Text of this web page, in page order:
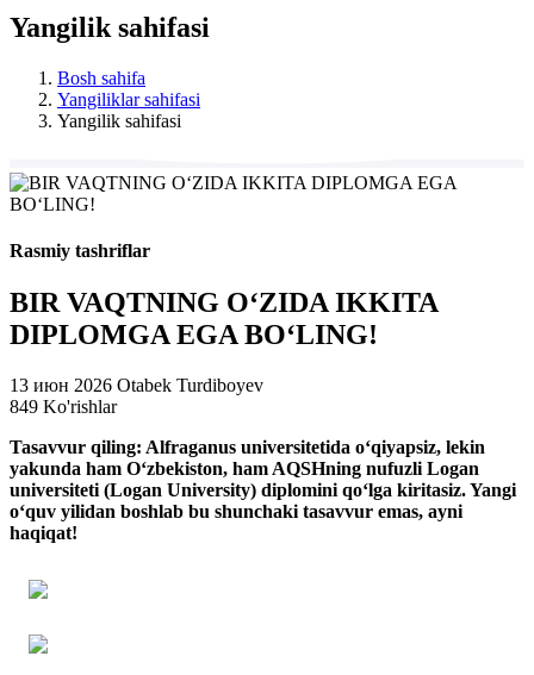
Yangilik sahifasi
Bosh sahifa
Yangiliklar sahifasi
Yangilik sahifasi
Rasmiy tashriflar
BIR VAQTNING O‘ZIDA IKKITA
DIPLOMGA EGA BO‘LING!
13 июн 2026 Otabek Turdiboyev
849 Ko'rishlar
Tasavvur qiling: Alfraganus universitetida o‘qiyapsiz, lekin
yakunda ham O‘zbekiston, ham AQSHning nufuzli Logan
universiteti (Logan University) diplomini qo‘lga kiritasiz. Yangi
o‘quv yilidan boshlab bu shunchaki tasavvur emas, ayni
haqiqat!